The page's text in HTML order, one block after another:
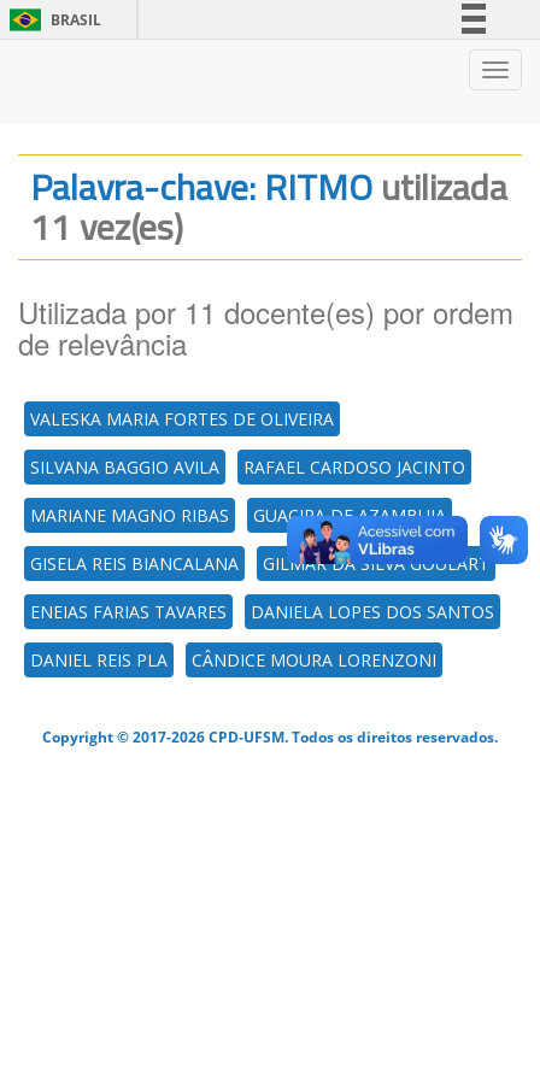
BRASIL
Legislação
Palavra-chave: RITMOutilizada
11 vez(es)
Utilizada por 11 docente(es) por ordem
de relevância
VALESKA MARIA FORTES DE OLIVEIRA
SILVANA BAGGIO AVILA RAFAEL CARDOSO JACINTO
MARIANE MAGNO RIBAS GUACIRA DE AZAMBUJA
GISELA REIS BIANCALANA GILMAR DA SILVA GOULART
ENEIAS FARIAS TAVARES DANIELA LOPES DOS SANTOS
DANIEL REIS PLA CÂNDICE MOURA LORENZONI
Copyright © 2017-2026 CPD-UFSM. Todos os direitos reservados.